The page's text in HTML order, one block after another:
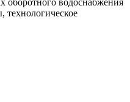
оборотного водоснабжения